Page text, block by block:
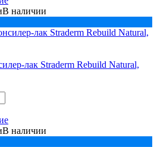
В наличии
лак Straderm Rebuild Natural,
В наличии